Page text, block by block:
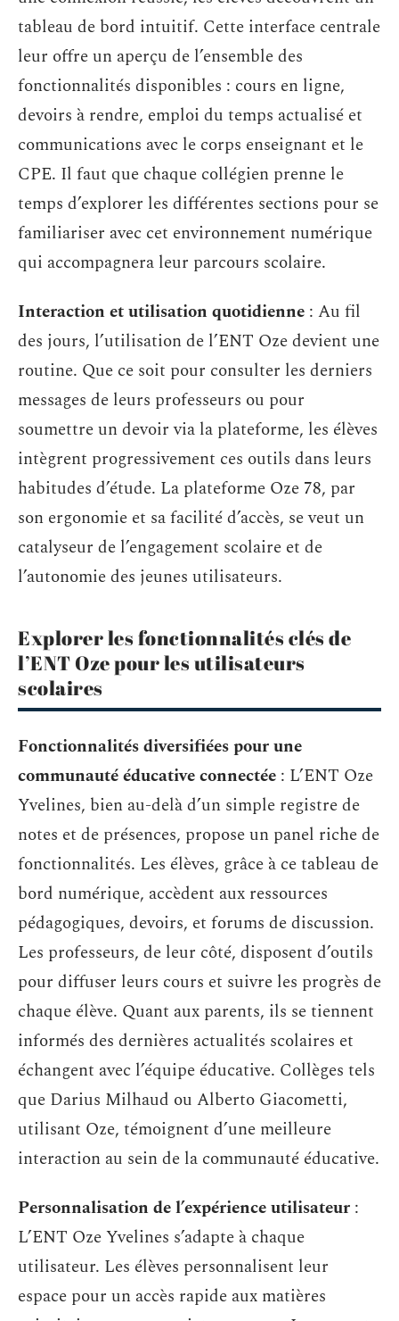
tableau de bord intuitif. Cette interface centrale
leur offre un aperçu de l’ensemble des
fonctionnalités disponibles : cours en ligne,
devoirs à rendre, emploi du temps actualisé et
communications avec le corps enseignant et le
CPE. Il faut que chaque collégien prenne le
temps d’explorer les différentes sections pour se
familiariser avec cet environnement numérique
qui accompagnera leur parcours scolaire.
Interaction et utilisation quotidienne : Au fil
des jours, l’utilisation de l’ENT Oze devient une
routine. Que ce soit pour consulter les derniers
messages de leurs professeurs ou pour
soumettre un devoir via la plateforme, les élèves
intègrent progressivement ces outils dans leurs
habitudes d’étude. La plateforme Oze 78, par
son ergonomie et sa facilité d’accès, se veut un
catalyseur de l’engagement scolaire et de
l’autonomie des jeunes utilisateurs.
Explorer les fonctionnalités clés de
l’ENT Oze pour les utilisateurs
scolaires
Fonctionnalités diversifiées pour une
communauté éducative connectée : L’ENT Oze
Yvelines, bien au-delà d’un simple registre de
notes et de présences, propose un panel riche de
fonctionnalités. Les élèves, grâce à ce tableau de
bord numérique, accèdent aux ressources
pédagogiques, devoirs, et forums de discussion.
Les professeurs, de leur côté, disposent d’outils
pour diffuser leurs cours et suivre les progrès de
chaque élève. Quant aux parents, ils se tiennent
informés des dernières actualités scolaires et
échangent avec l’équipe éducative. Collèges tels
que Darius Milhaud ou Alberto Giacometti,
utilisant Oze, témoignent d’une meilleure
interaction au sein de la communauté éducative.
Personnalisation de l’expérience utilisateur :
L’ENT Oze Yvelines s’adapte à chaque
utilisateur. Les élèves personnalisent leur
espace pour un accès rapide aux matières